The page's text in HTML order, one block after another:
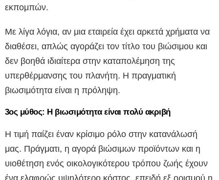
εκπομπών.
Με λίγα λόγια, αν μια εταιρεία έχει αρκετά χρήματα να
διαθέσει, απλώς αγοράζει τον τίτλο του βιώσιμου και
δεν βοηθά ιδιαίτερα στην καταπολέμηση της
υπερθέρμανσης του πλανήτη. Η πραγματική
βιωσιμότητα είναι η πρόληψη.
3ος μύθος: Η βιωσιμότητα είναι πολύ ακριβή
Η τιμή παίζει έναν κρίσιμο ρόλο στην κατανάλωσή
μας. Πράγματι, η αγορά βιώσιμων προϊόντων και η
υιοθέτηση ενός οικολογικότερου τρόπου ζωής έχουν